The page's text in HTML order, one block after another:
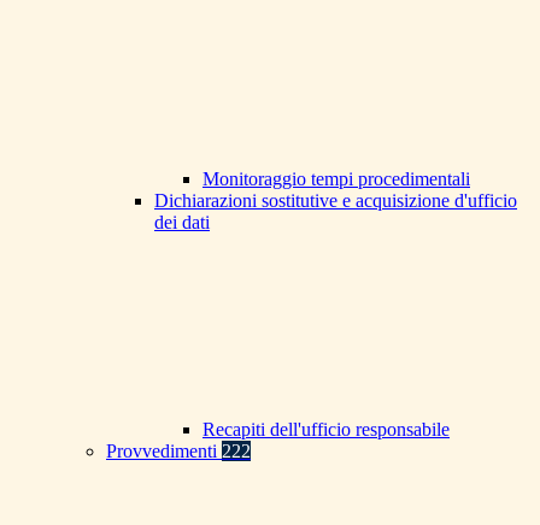
Monitoraggio tempi procedimentali
Dichiarazioni sostitutive e acquisizione d'ufficio
dei dati
Recapiti dell'ufficio responsabile
Provvedimenti 222